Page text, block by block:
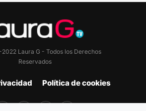
Laura G - Todos los Derechos
Reservados
Política de cookies